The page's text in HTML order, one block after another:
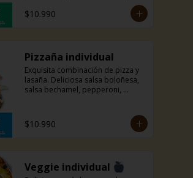
mozzarella.
$10.990
Pizzaña individual
Exquisita combinación de pizza y
lasaña. Deliciosa salsa boloñesa,
salsa bechamel, pepperoni,
$10.990
Veggie individual